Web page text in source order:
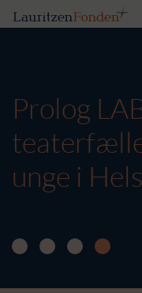
Prolog
unge i